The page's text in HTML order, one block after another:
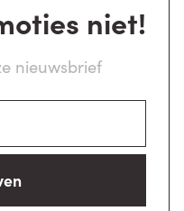
niet!
nieuwsbrief